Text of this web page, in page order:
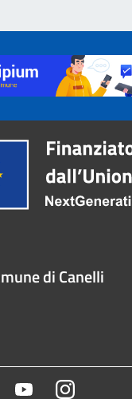
di Canelli
Twitter YoutubeInstagram